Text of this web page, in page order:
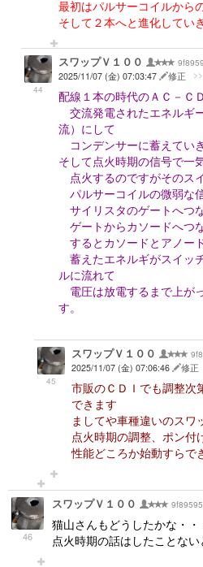
最初はパルサーコイルから
そして２本へと進化してい
44
スワップＶ１００
2025/11/07 (金) 07:03:47
修正
配線１本の時代のＡＣ－Ｃ
交流発電されたエネルギ
流）にして
コンデンサーに蓄えてい
そして点火時期の信号で一
点火するのですがそのス
パルサーコイルの微弱な
サイリスタのゲートへつ
ゲートからカソードへつ
するとカソードとアノー
蓄えたエネルギがスイッ
ルに流れて
電圧は放電するまで上が
す。
45
スワップＶ１００
2025/11/07 (金) 07:06:46
修正
市販のＣＤＩでも調整次
できます
ましてや車種違いのスワ
点火時期の調整、ポン付
性能どころか始動すらで
46
スワップＶ１００
猫山さんもどうしたかな・・
点火時期の話はしたことな